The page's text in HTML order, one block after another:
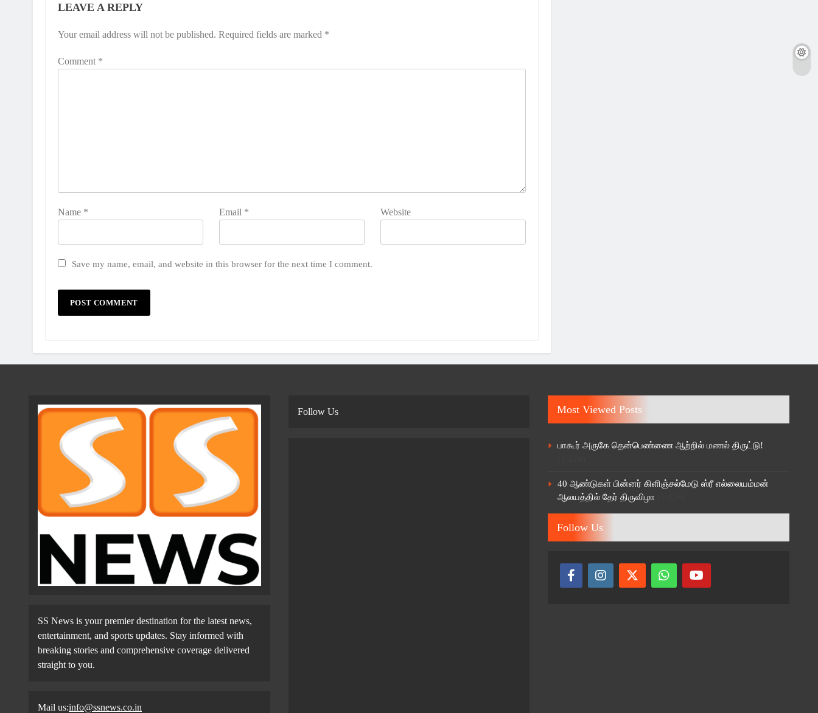
LEAVE A REPLY
Your email address will not be published. Required fields are marked *
Comment *
Name * Email * Website
Save my name, email, and website in this browser for the next time I comment.
SS News is your premier destination for the latest news,
entertainment, and sports updates. Stay informed with
breaking stories and comprehensive coverage delivered
straight to you.
Mail us:info@ssnews.co.in
Follow Us Most Viewed Posts
பாகூர் அருகே தென்பெண்ணை ஆற்றில் மணல் திருட்டு!
40 ஆண்டுகள் பின்னர் கிளிஞ்சல்மேடு ஸ்ரீ எல்லையம்மன்
ஆலயத்தில் தேர் திருவிழா
Follow Us